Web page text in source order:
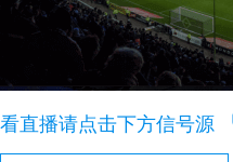
看直播请点击下方信号源